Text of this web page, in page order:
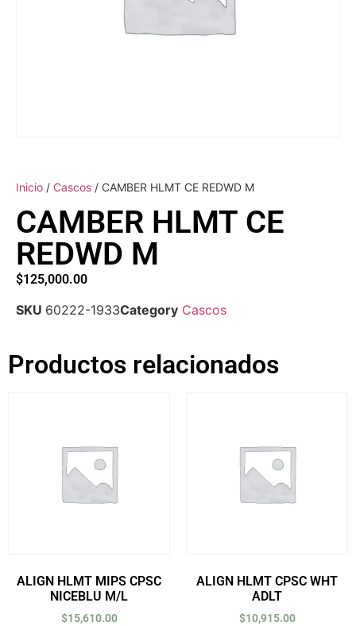
Inicio / Cascos / CAMBER HLMT CE REDWD M
CAMBER HLMT CE
REDWD M
$125,000.00
SKU 60222-1933Category Cascos
Productos relacionados
ALIGN HLMT MIPS CPSC
NICEBLU M/L
$15,610.00
ALIGN HLMT CPSC WHT
ADLT
$10,915.00